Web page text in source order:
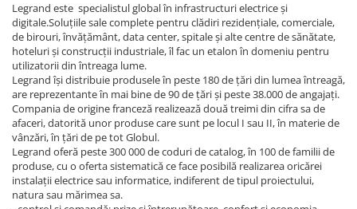
Legrand este specialistul global în infrastructuri electrice și
digitale.Soluțiile sale complete pentru clădiri rezidențiale, comerciale,
de birouri, învățământ, data center, spitale și alte centre de sănătate,
hoteluri și construcții industriale, îl fac un etalon în domeniu pentru
utilizatorii din întreaga lume.
Legrand își distribuie produsele în peste 180 de țări din lumea întreagă,
are reprezentante în mai bine de 90 de țări și peste 38.000 de angajați.
Compania de origine franceză realizează două treimi din cifra sa de
afaceri, datorită unor produse care sunt pe locul I sau II, în materie de
vânzări, în țări de pe tot Globul.
Legrand oferă peste 300 000 de coduri de catalog, în 100 de familii de
produse, cu o oferta sistematică ce face posibilă realizarea oricărei
instalații electrice sau informatice, indiferent de tipul proiectului,
natura sau mărimea sa.